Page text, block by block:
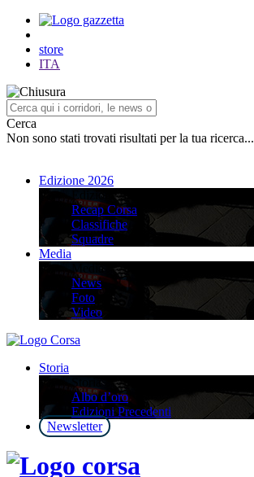
store
ITA
Cerca
Non sono stati trovati risultati per la tua ricerca...
Edizione 2026
Edizione 2026
Recap Corsa
Classifiche
Squadre
Media
Media
News
Foto
Video
Storia
Storia
Albo d’oro
Edizioni Precedenti
Newsletter